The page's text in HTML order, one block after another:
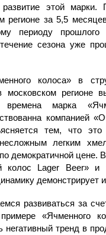
этой
регионе за 5,5
периоду
сезона уже
колоса» в
московском регионе
времена марка
компанией
тем, что
легким
демократичной цене.
колос Lager Beer» и
демонстрирует
развиваться за
«Ячменного
негативный тренд в